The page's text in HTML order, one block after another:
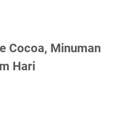
Cocoa, Minuman
Hari